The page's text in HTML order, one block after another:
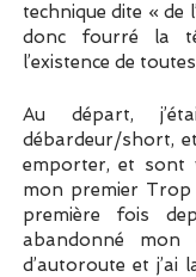
technique dite « de
donc fourré la
l’existence de
Au départ,
débardeur/short,
emporter, et sont
mon premier
première fois
abandonné
d’autoroute et j’ai